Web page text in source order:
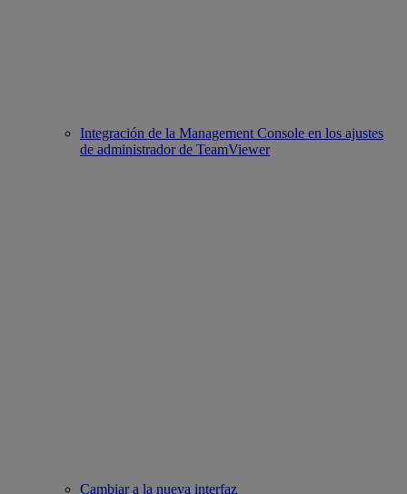
Integración de la Management Console en los ajustes
de administrador de TeamViewer
Cambiar a la nueva interfaz